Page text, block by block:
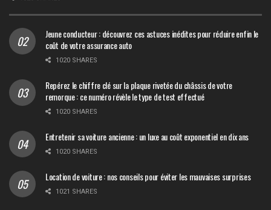
Jeune conducteur : découvrez ces astuces inédites pour réduire enfin le
coût de votre assurance auto
1020 SHARES
Repérez le chiffre clé sur la plaque rivetée du châssis de votre
remorque : ce numéro révèle le type de test effectué
1020 SHARES
Entretenir sa voiture ancienne : un luxe au coût exponentiel en dix ans
1020 SHARES
Location de voiture : nos conseils pour éviter les mauvaises surprises
1021 SHARES